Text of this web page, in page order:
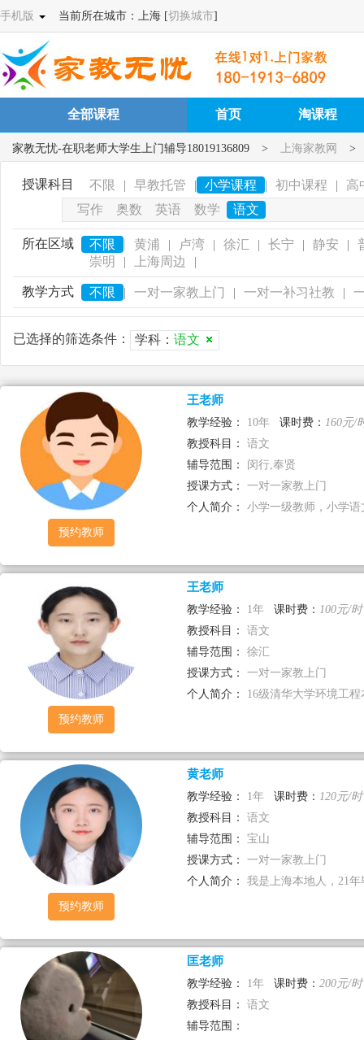
手机版 当前所在城市：上海 [切换城市]
全部课程 首页 淘课程
家教无忧-在职老师大学生上门辅导18019136809 > 上海家教网 >
授课科目 不限 | 早教托管 | 小学课程 | 初中课程 |
高
写作
奥数 英语 数学 语文
所在区域 不限 | 黄浦 | 卢湾 | 徐汇 | 长宁 | 静安 |
崇明
| 上海周边 |
教学方式 不限 | 一对一家教上门 | 一对一补习社教 |
已选择的筛选条件： 学科： 语文
预约教师
王老师
教学经验： 10年 课时费： 160元/
教授科目：
语文
辅导范围：
闵行,奉贤
授课方式：
一对一家教上门
个人简介：
小学一级教师，小学
预约教师
王老师
教学经验： 1年 课时费： 100元/时
教授科目：
语文
辅导范围：
徐汇
授课方式：
一对一家教上门
个人简介：
16级清华大学环境工
预约教师
黄老师
教学经验： 1年 课时费： 120元/时
教授科目：
语文
辅导范围：
宝山
授课方式：
一对一家教上门
个人简介：
我是上海本地人，21
匡老师
教学经验： 1年 课时费： 200元/时
教授科目：
语文
辅导范围：